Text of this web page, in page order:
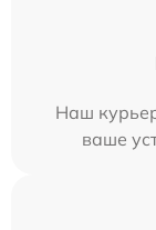
Наш
ваше